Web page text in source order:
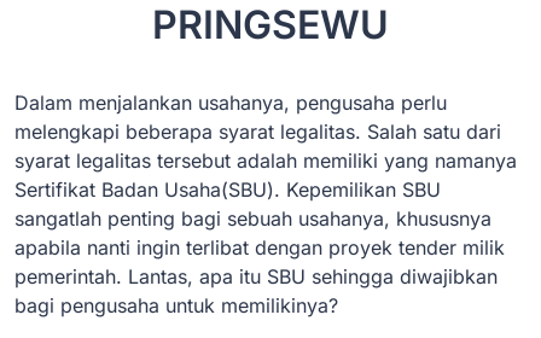
PRINGSEWU
Dalam menjalankan usahanya, pengusaha perlu
melengkapi beberapa syarat legalitas. Salah satu dari
syarat legalitas tersebut adalah memiliki yang namanya
Sertifikat Badan Usaha(SBU). Kepemilikan SBU
sangatlah penting bagi sebuah usahanya, khususnya
apabila nanti ingin terlibat dengan proyek tender milik
pemerintah. Lantas, apa itu SBU sehingga diwajibkan
bagi pengusaha untuk memilikinya?